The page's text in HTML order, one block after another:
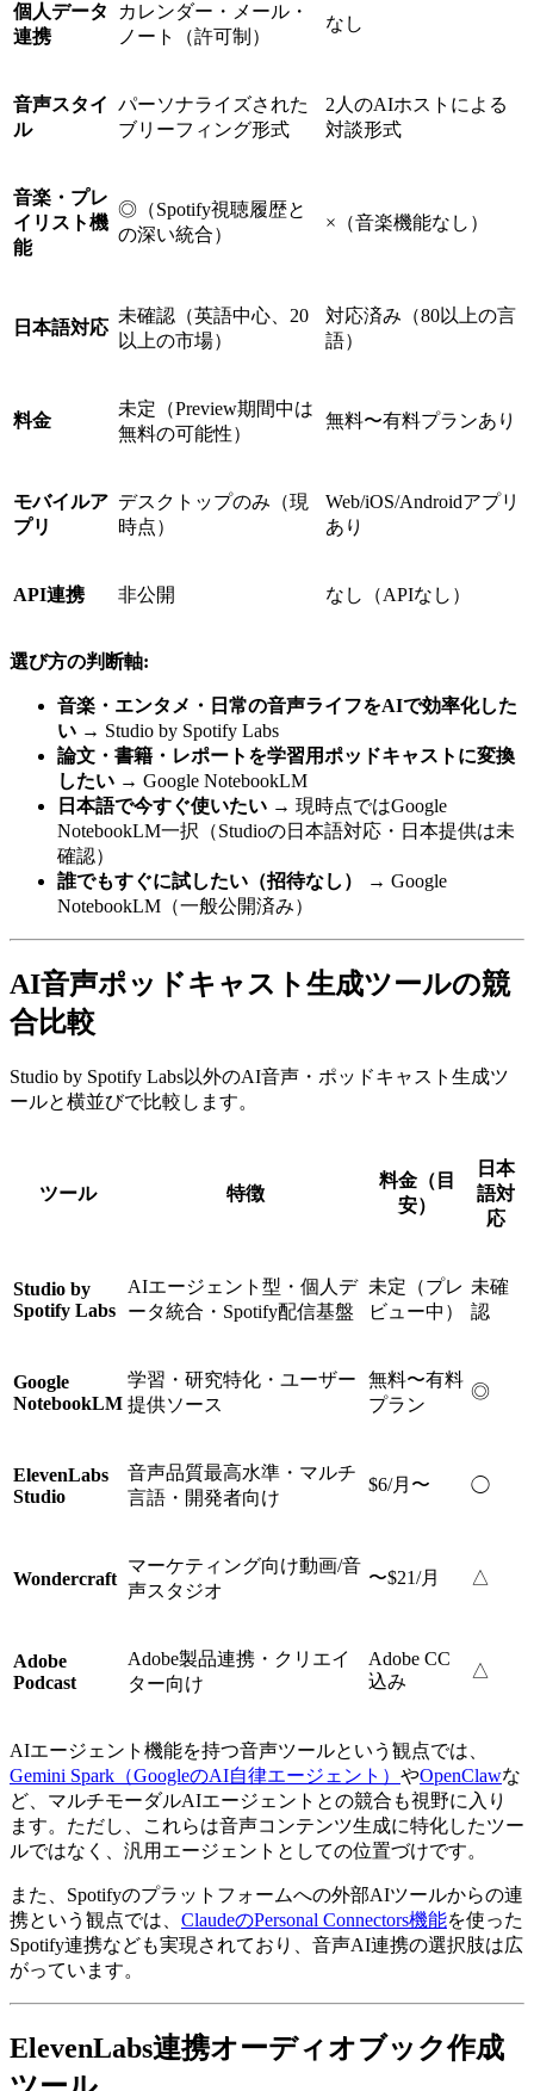
個人データ
連携
カレンダー・メール・
ノート（許可制）
なし
音声スタイ
ル
パーソナライズされた
ブリーフィング形式
2人のAIホストによる
対談形式
音楽・プレ
イリスト機
能
◎（Spotify視聴履歴と
の深い統合）
×（音楽機能なし）
日本語対応
未確認（英語中心、20
以上の市場）
対応済み（80以上の言
語）
料金
未定（Preview期間中は
無料の可能性）
無料〜有料プランあり
モバイルア
プリ
デスクトップのみ（現
時点）
Web/iOS/Androidアプリ
あり
API連携 非公開 なし（APIなし）
選び方の判断軸:
音楽・エンタメ・日常の音声ライフをAIで効率化した
い → Studio by Spotify Labs
論文・書籍・レポートを学習用ポッドキャストに変換
したい → Google NotebookLM
日本語で今すぐ使いたい → 現時点ではGoogle
NotebookLM一択（Studioの日本語対応・日本提供は未
確認）
誰でもすぐに試したい（招待なし）
→ Google
NotebookLM（一般公開済み）
AI音声ポッドキャスト生成ツールの競
合比較
Studio by Spotify Labs以外のAI音声・ポッドキャスト生成ツ
ールと横並びで比較します。
ツール 特徴
料金（目
安）
日本
語対
応
Studio by
Spotify Labs
AIエージェント型・個人デ
ータ統合・Spotify配信基盤
未定（プレ
ビュー中）
未確
認
Google
NotebookLM
学習・研究特化・ユーザー
提供ソース
無料〜有料
プラン
◎
ElevenLabs
Studio
音声品質最高水準・マルチ
言語・開発者向け
$6/月〜 ◯
Wondercraft
マーケティング向け動画/音
声スタジオ
〜$21/月 △
Adobe
Podcast
Adobe製品連携・クリエイ
ター向け
Adobe CC
込み
△
AIエージェント機能を持つ音声ツールという観点では、
Gemini Spark（GoogleのAI自律エージェント） やOpenClawな
ど、マルチモーダルAIエージェントとの競合も視野に入り
ます。ただし、これらは音声コンテンツ生成に特化したツー
ルではなく、汎用エージェントとしての位置づけです。
また、Spotifyのプラットフォームへの外部AIツールからの連
携という観点では、 ClaudeのPersonal Connectors機能を使った
Spotify連携なども実現されており、音声AI連携の選択肢は広
がっています。
ElevenLabs連携オーディオブック作成